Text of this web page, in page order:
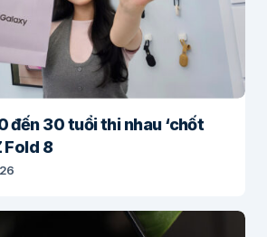
đến 30 tuổi thi nhau ‘chốt
Fold 8